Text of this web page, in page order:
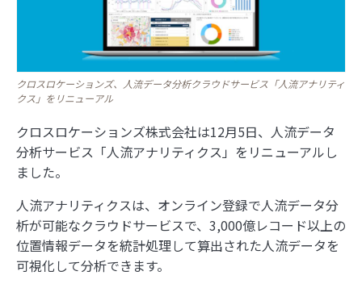
クロスロケーションズ、人流データ分析クラウドサービス「人流アナリティ
クス」をリニューアル
クロスロケーションズ株式会社は12月5日、人流データ
分析サービス「人流アナリティクス」をリニューアルし
ました。
人流アナリティクスは、オンライン登録で人流データ分
析が可能なクラウドサービスで、3,000億レコード以上の
位置情報データを統計処理して算出された人流データを
可視化して分析できます。